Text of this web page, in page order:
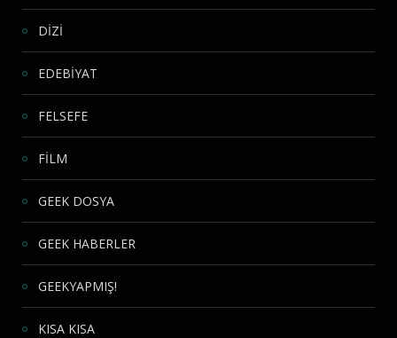
DİZİ
EDEBİYAT
FELSEFE
FİLM
GEEK DOSYA
GEEK HABERLER
GEEKYAPMIŞ!
KISA KISA